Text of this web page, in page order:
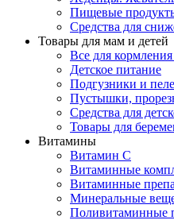
Пищевые
Средства для
Товары для мам и детей
Все для кормления
Детское питание
Подгузники и
Пустышки,
Средства для
Товары для
Витамины
Витамин С
Витаминные
Витаминные
Минеральные
Поливитаминные